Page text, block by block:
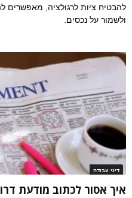
להבטיח ציות לרגולציה, מאפשרים
ולשמור על נכסים.
דיני עבודה
איך אסור לכתוב מודעת